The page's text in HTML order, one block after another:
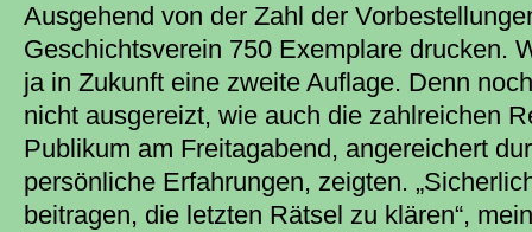
Ausgehend von der Zahl der
Geschichtsverein 750 Exemplare drucken.
ja in Zukunft eine zweite Auflage. Denn
nicht ausgereizt, wie auch die zahlreichen
Publikum am Freitagabend, angereichert
persönliche Erfahrungen, zeigten.
beitragen, die letzten Rätsel zu klären“,